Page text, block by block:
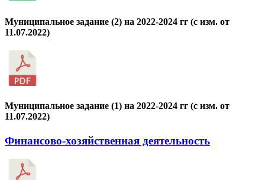
Муниципальное задание (2) на 2022-2024 гг (с изм. от
11.07.2022)
Муниципальное задание (1) на 2022-2024 гг (с изм. от
11.07.2022)
Финансово-хозяйственная деятельность